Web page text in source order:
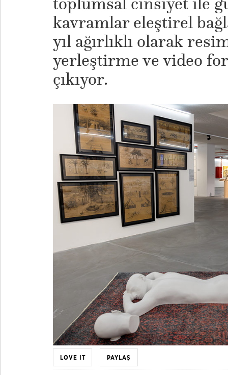
kavramlar eleştirel
yıl ağırlıklı olarak
yerleştirme ve video
çıkıyor.
LOVE IT PAYLAŞ